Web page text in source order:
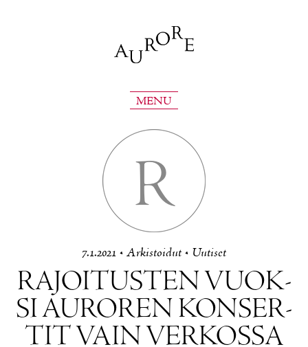
MENU
R
7.1.2021 • Ar­kis­toi­dut • Uu­ti­set
RA­JOI­TUS­TEN VUOK­
SI AU­RO­REN KON­SER­
TIT VAIN VER­KOS­SA